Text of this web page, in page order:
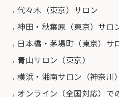
代々木（東京）サロン
神田・秋葉原（東京）サロ
日本橋・茅場町（東京）サ
青山サロン（東京）
横浜・湘南サロン（神奈川）
オンライン（全国対応）で